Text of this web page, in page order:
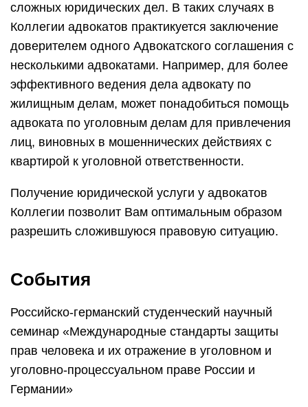
сложных юридических дел. В таких случаях в
Коллегии адвокатов практикуется заключение
доверителем одного Адвокатского соглашения с
несколькими адвокатами. Например, для более
эффективного ведения дела адвокату по
жилищным делам, может понадобиться помощь
адвоката по уголовным делам для привлечения
лиц, виновных в мошеннических действиях с
квартирой к уголовной ответственности.
Получение юридической услуги у адвокатов
Коллегии позволит Вам оптимальным образом
разрешить сложившуюся правовую ситуацию.
События
Российско-германский студенческий научный
семинар «Международные стандарты защиты
прав человека и их отражение в уголовном и
уголовно-процессуальном праве России и
Германии»